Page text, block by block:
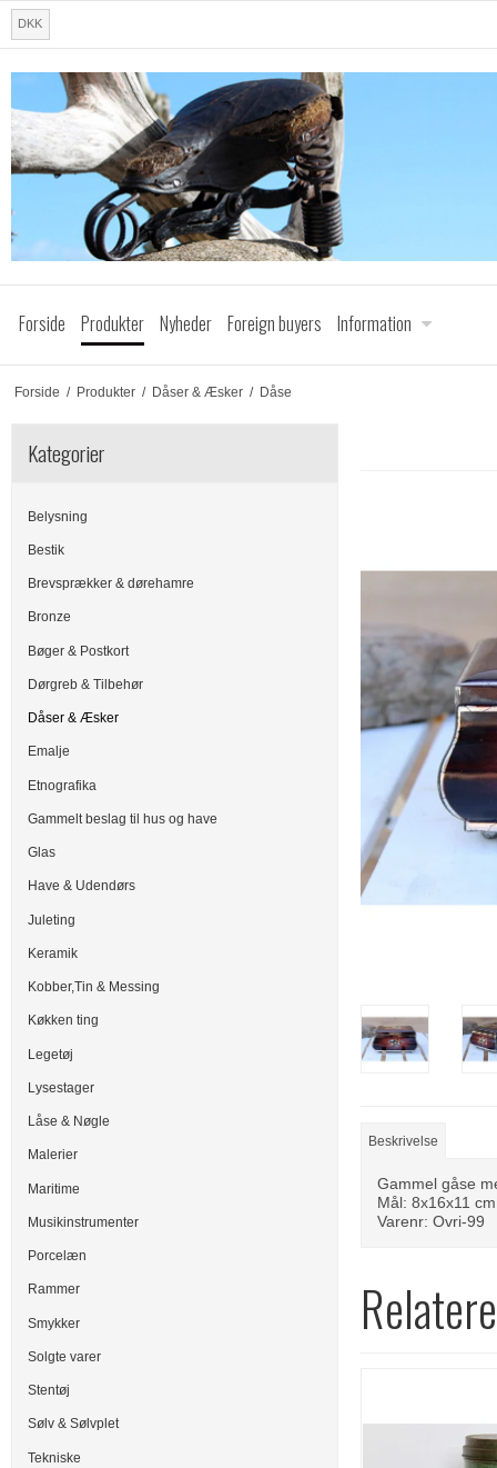
DKK
Forside Produkter Nyheder Foreign buyers Information
Forside / Produkter / Dåser & Æsker / Dåse
Kategorier
Belysning
Bestik
Brevsprækker & dørehamre
Bronze
Bøger & Postkort
Dørgreb & Tilbehør
Dåser & Æsker
Emalje
Etnografika
Gammelt beslag til hus og have
Glas
Have & Udendørs
Juleting
Keramik
Kobber,Tin & Messing
Køkken ting
Legetøj
Lysestager
Låse & Nøgle
Malerier
Maritime
Musikinstrumenter
Porcelæn
Rammer
Smykker
Solgte varer
Stentøj
Sølv & Sølvplet
Tekniske
Beskrivelse
Gammel gåse
Mål: 8x16x11
Varenr: Ovri-99